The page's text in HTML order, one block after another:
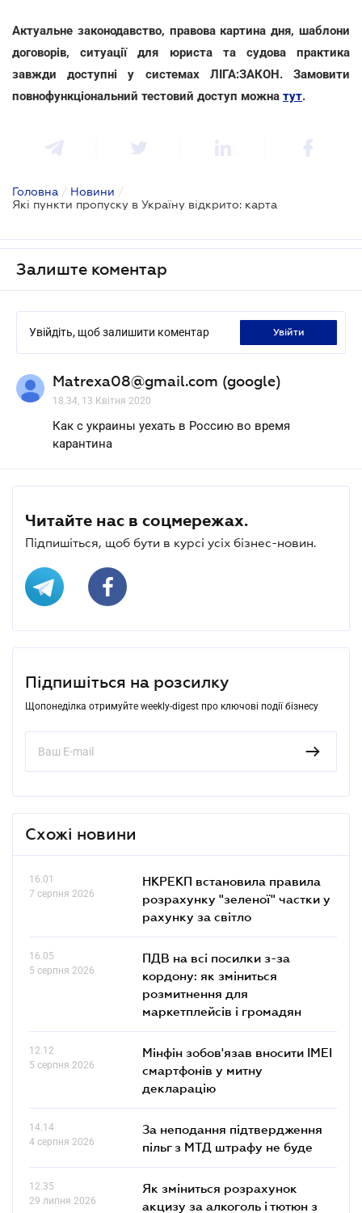
Актуальне законодавство, правова картина дня, шаблони
договорів, ситуації для юриста та судова практика
завжди доступні у системах ЛІГА:ЗАКОН. Замовити
повнофункціональний тестовий доступ можна тут.
Головна / Новини /
Які пункти пропуску в Україну відкрито: карта
Залиште коментар
Увійдіть, щоб залишити коментар увійти
Matrexa08@gmail.com (google)
18.34, 13 Квітня 2020
Как с украины уехать в Россию во время
карантина
Читайте нас в соцмережах.
Підпишіться, щоб бути в курсі усіх бізнес-новин.
Підпишіться на розсилку
Щопонеділка отримуйте weekly-digest про ключові події бізнесу
Схожі новини
16.01
7 серпня 2026
НКРЕКП встановила правила
розрахунку "зеленої" частки у
рахунку за світло
16.05
5 серпня 2026
ПДВ на всі посилки з-за
кордону: як зміниться
розмитнення для
маркетплейсів і громадян
12.12
5 серпня 2026
Мінфін зобов'язав вносити IMEI
смартфонів у митну
декларацію
14.14
4 серпня 2026
За неподання підтвердження
пільг з МТД штрафу не буде
12.35
29 липня 2026
Як зміниться розрахунок
акцизу за алкоголь і тютюн з